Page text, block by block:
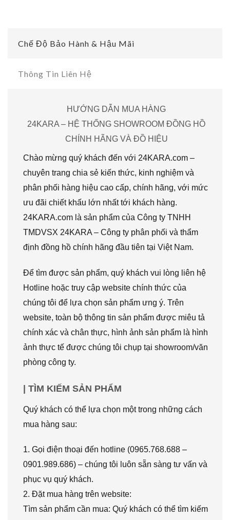
Chế Độ Bảo Hành & Hậu Mãi
Thông Tin Liên Hệ
HƯỚNG DẪN MUA HÀNG
24KARA – HỆ THỐNG SHOWROOM ĐỒNG HỒ
CHÍNH HÃNG VÀ ĐỒ HIỆU
Chào mừng quý khách đến với 24KARA.com –
chuyên trang chia sẻ kiến thức, kinh nghiệm và
phân phối hàng hiệu cao cấp, chính hãng, với mức
ưu đãi chiết khấu lớn nhất tới khách hàng.
24KARA.com là sản phẩm của Công ty TNHH
TMDVSX 24KARA – Công ty phân phối và thẩm
định đồng hồ chính hãng đầu tiên tại Việt Nam.
Để tìm được sản phẩm, quý khách vui lòng liên hệ
Hotline hoặc truy cập website chính thức của
chúng tôi để lựa chọn sản phẩm ưng ý. Trên
website, toàn bộ thông tin sản phẩm được miêu tả
chính xác và chân thực, hình ảnh sản phẩm là hình
ảnh thực tế được chúng tôi chụp tại showroom/văn
phòng công ty.
| TÌM KIẾM SẢN PHẨM
Quý khách có thể lựa chọn một trong những cách
mua hàng sau:
1. Gọi điện thoại đến hotline (0965.768.688 –
0901.989.686) – chúng tôi luôn sẵn sàng tư vấn và
phục vụ quý khách.
2. Đặt mua hàng trên website:
Tìm sản phẩm cần mua: Quý khách có thể tìm kiếm